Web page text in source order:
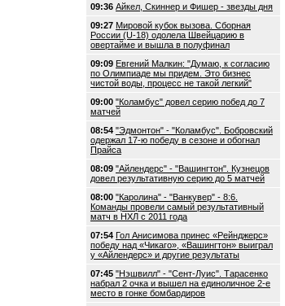
09:36 Айкел, Скиннер и Фишер - звезды дня
09:27 Мировой кубок вызова. Сборная
России (U-18) одолела Швейцарию в
овертайме и вышла в полуфинал
09:09 Евгений Малкин: "Думаю, к согласию
по Олимпиаде мы придем. Это бизнес
чистой воды, процесс не такой легкий"
09:00 "Коламбус" довел серию побед до 7
матчей
08:54 "Эдмонтон" - "Коламбус". Бобровский
одержал 17-ю победу в сезоне и обогнал
Прайса
08:09 "Айлендерс" - "Вашингтон". Кузнецов
довел результативную серию до 5 матчей
08:00 "Каролина" - "Ванкувер" - 8:6.
Команды провели самый результативный
матч в НХЛ с 2011 года
07:54 Гол Анисимова принес «Рейнджерс»
победу над «Чикаго», «Вашингтон» выиграл
у «Айлендерс» и другие результаты
07:45 "Нэшвилл" - "Сент-Луис". Тарасенко
набрал 2 очка и вышел на единоличное 2-е
место в гонке бомбардиров